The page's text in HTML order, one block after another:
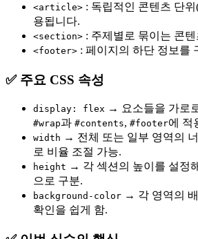
<article> : 독립적인 콘텐츠 단
용됩니다.
<section> : 주제별로 묶이는 콘
<footer> : 페이지의 하단 정보를
✅ 주요 CSS 속성
display: flex → 요소들을 가로
#wrap과 #contents, #footer에 적
width → 전체 또는 일부 영역의
로 비율 조절 가능.
height → 각 섹션의 높이를 설정
으로 구분.
background-color → 각 영역의
확인을 쉽게 함.